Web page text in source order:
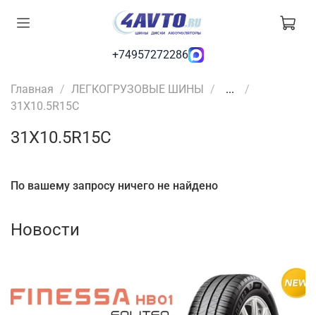
+74957272286
Главная ЛЕГКОГРУЗОВЫЕ ШИНЫ
...
31X10.5R15C
31X10.5R15C
По вашему запросу ничего не найдено
Новости